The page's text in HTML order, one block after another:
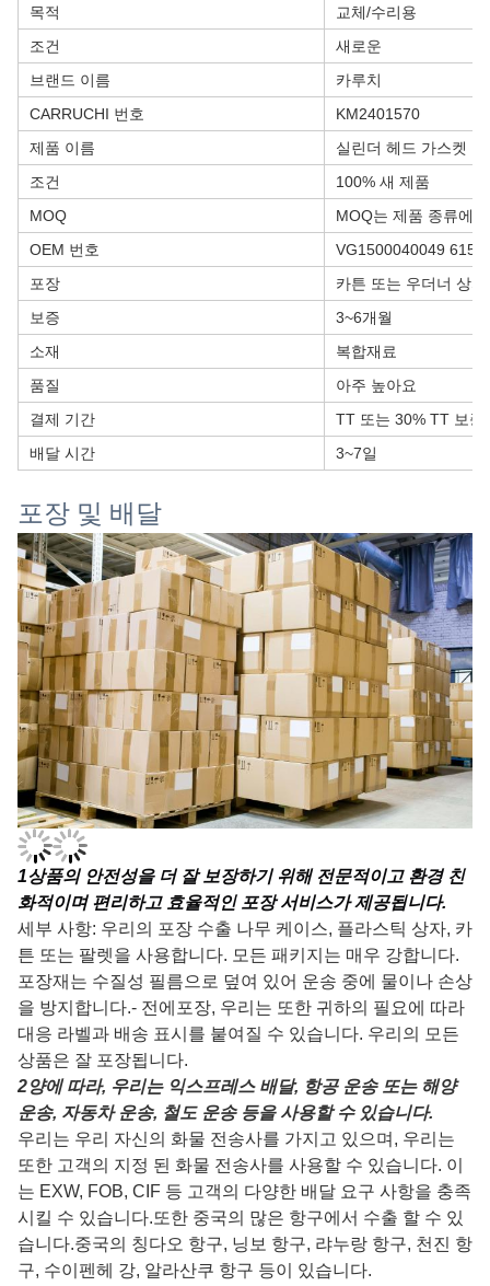
목적
교체/수리용
조건
새로운
브랜드 이름
카루치
CARRUCHI 번호
KM2401570
제품 이름
실린더 헤드 가스켓
조건
100% 새 제품
MOQ
MOQ는 제품 종류에
OEM 번호
VG1500040049
포장
카튼 또는 우더너 상자
보증
3~6개월
소재
복합재료
품질
아주 높아요
결제 기간
TT 또는 30% TT 보증
배달 시간
3~7일
포장 및 배달
1상품의 안전성을 더 잘 보장하기 위해 전문적이고 환경 친
화적이며 편리하고 효율적인 포장 서비스가 제공됩니다.
세부 사항: 우리의 포장 수출 나무 케이스, 플라스틱 상자, 카
튼 또는 팔렛을 사용합니다. 모든 패키지는 매우 강합니다.
포장재는 수질성 필름으로 덮여 있어 운송 중에 물이나 손상
을 방지합니다.- 전에 포장, 우리는 또한 귀하의 필요에 따라
대응 라벨과 배송 표시를 붙여질 수 있습니다. 우리의 모든
상품은 잘 포장됩니다.
2양에 따라, 우리는 익스프레스 배달, 항공 운송 또는 해양
운송, 자동차 운송, 철도 운송 등을 사용할 수 있습니다.
우리는 우리 자신의 화물 전송사를 가지고 있으며, 우리는
또한 고객의 지정 된 화물 전송사를 사용할 수 있습니다. 이
는 EXW, FOB, CIF 등 고객의 다양한 배달 요구 사항을 충족
시킬 수 있습니다.또한 중국의 많은 항구에서 수출 할 수 있
습니다.중국의 칭다오 항구, 닝보 항구, 랴누랑 항구, 천진 항
구, 수이펜헤 강, 알라산쿠 항구 등이 있습니다.